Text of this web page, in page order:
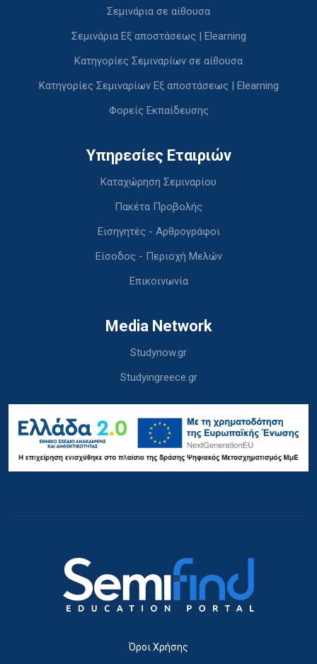
Σεμινάρια σε αίθουσα
Σεμινάρια Εξ αποστάσεως | Elearning
Κατηγορίες Σεμιναρίων σε αίθουσα
Κατηγορίες Σεμιναρίων Εξ αποστάσεως | Elearning
Φορείς Εκπαίδευσης
Υπηρεσίες Εταιριών
Καταχώρηση Σεμιναρίου
Πακέτα Προβολής
Εισηγητές - Αρθρογράφοι
Είσοδος - Περιοχή Μελών
Επικοινωνία
Media Network
Studynow.gr
Studyingreece.gr
Όροι Χρήσης